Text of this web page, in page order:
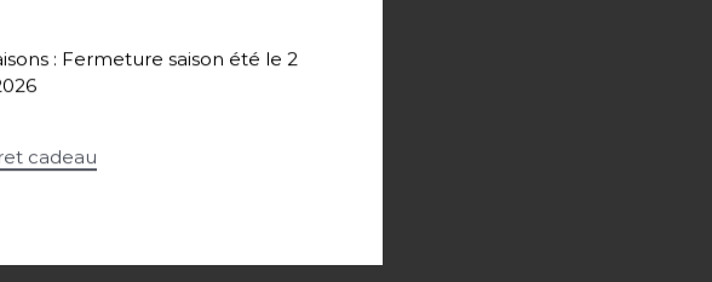
: Fermeture saison été le 2
cadeau